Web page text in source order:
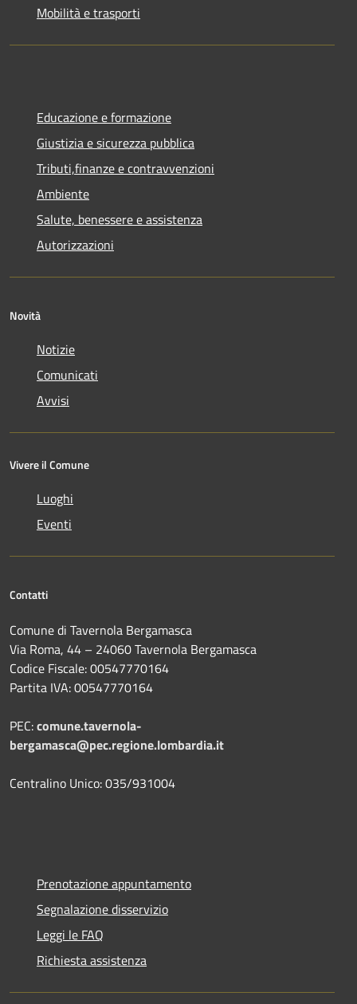
Mobilità e trasporti
Educazione e formazione
Giustizia e sicurezza pubblica
Tributi,finanze e contravvenzioni
Ambiente
Salute, benessere e assistenza
Autorizzazioni
Novità
Notizie
Comunicati
Avvisi
Vivere il Comune
Luoghi
Eventi
Contatti
Comune di Tavernola Bergamasca
Via Roma, 44 – 24060 Tavernola Bergamasca
Codice Fiscale: 00547770164
Partita IVA: 00547770164
PEC:comune.tavernola-
bergamasca@pec.regione.lombardia.it
Centralino Unico: 035/931004
Prenotazione appuntamento
Segnalazione disservizio
Leggi le FAQ
Richiesta assistenza